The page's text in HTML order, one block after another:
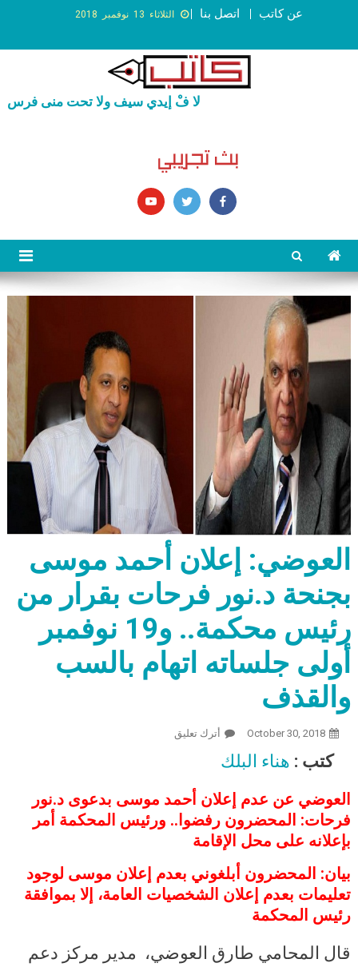
الثلاثاء 13 نوفمبر 2018 اتصل بنا عن كاتب
لا فْ إيدي سيف ولا تحت منى فرس
العوضي: إعلان أحمد موسى
بجنحة د.نور فرحات بقرار من
رئيس محكمة.. و19 نوفمبر
أولى جلساته اتهام بالسب
والقذف
October 30, 2018 أترك تعليق
كتب : هناء البلك
العوضي عن عدم إعلان أحمد موسى بدعوى د.نور
فرحات: المحضرون رفضوا.. ورئيس المحكمة أمر
بإعلانه على محل الإقامة
بيان: المحضرون أبلغوني بعدم إعلان موسى لوجود
تعليمات بعدم إعلان الشخصيات العامة، إلا بموافقة
رئيس المحكمة
قال المحامي طارق العوضي، مدير مركز دعم